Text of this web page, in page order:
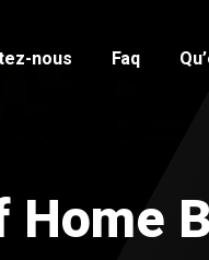
nous Faq